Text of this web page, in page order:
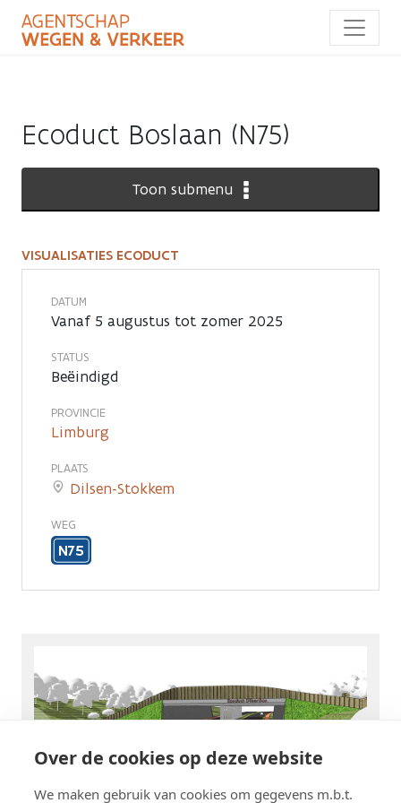
Over de cookies op deze website
We maken gebruik van cookies om gegevens m.b.t.
naar
Ecoduct Boslaan (N75)
Toon submenu
Visualisaties
Ecoduct
VISUALISATIES ECODUCT
DATUM
Vanaf 5 augustus tot zomer 2025
STATUS
Beëindigd
PROVINCIE
Limburg
PLAATS
Dilsen-Stokkem
WEG
N75